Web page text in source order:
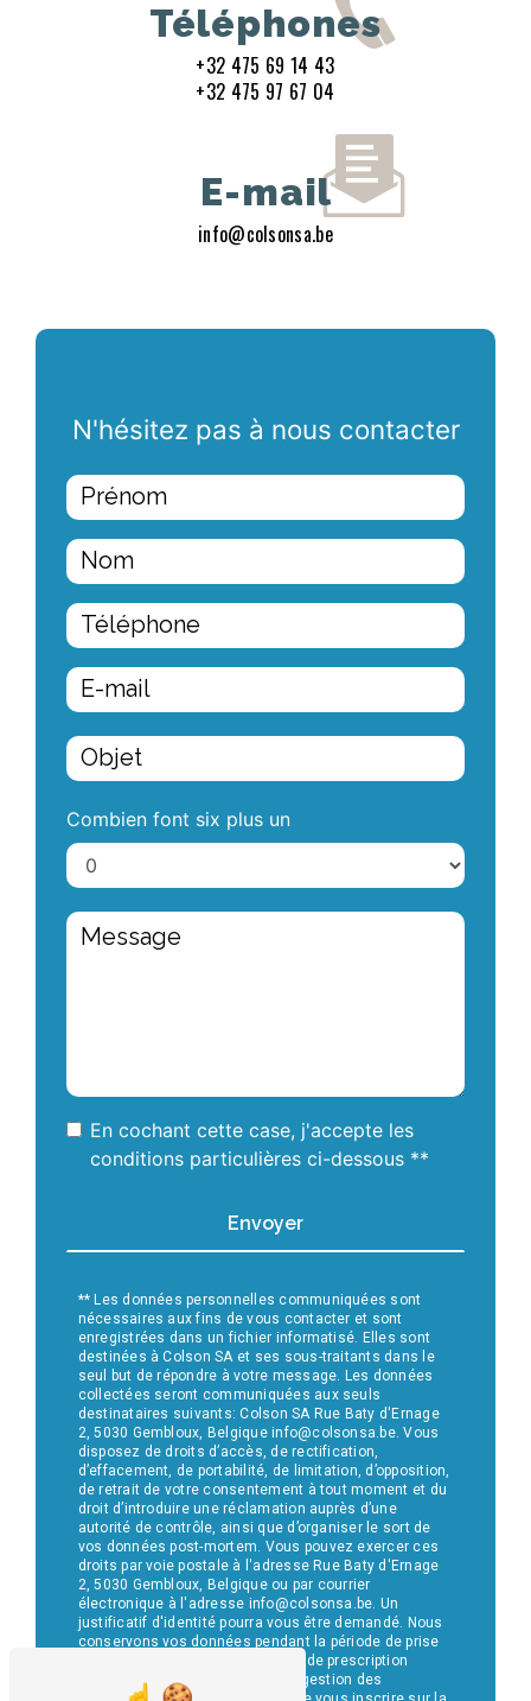
Téléphones
+32 475 69 14 43
+32 475 97 67 04
E-mail
info@colsonsa.be
N'hésitez pas à nous contacter
Combien font six plus un
En cochant cette case, j'accepte les
conditions particulières ci-dessous **
Envoyer
** Les données personnelles communiquées sont
nécessaires aux fins de vous contacter et sont
enregistrées dans un fichier informatisé. Elles sont
destinées à Colson SA et ses sous-traitants dans le
seul but de répondre à votre message. Les données
collectées seront communiquées aux seuls
destinataires suivants: Colson SA Rue Baty d'Ernage
2, 5030 Gembloux, Belgique info@colsonsa.be. Vous
disposez de droits d’accès, de rectification,
d’effacement, de portabilité, de limitation, d’opposition,
de retrait de votre consentement à tout moment et du
droit d’introduire une réclamation auprès d’une
autorité de contrôle, ainsi que d’organiser le sort de
vos données post-mortem. Vous pouvez exercer ces
droits par voie postale à l'adresse Rue Baty d'Ernage
2, 5030 Gembloux, Belgique ou par courrier
électronique à l'adresse info@colsonsa.be. Un
justificatif d'identité pourra vous être demandé. Nous
conservons vos données pendant la période de prise
de contact puis pendant la durée de prescription
légale aux fins probatoires et de gestion des